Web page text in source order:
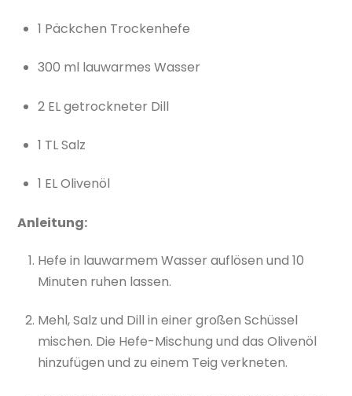
1 Päckchen Trockenhefe
300 ml lauwarmes Wasser
2 EL getrockneter Dill
1 TL Salz
1 EL Olivenöl
Anleitung:
Hefe in lauwarmem Wasser auflösen und 10
Minuten ruhen lassen.
Mehl, Salz und Dill in einer großen Schüssel
mischen. Die Hefe-Mischung und das Olivenöl
hinzufügen und zu einem Teig verkneten.